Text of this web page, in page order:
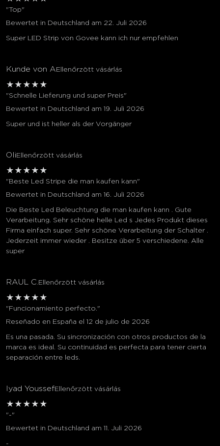
"Top"
Bewertet in Deutschland am 22. Juli 2026
Super LED Strip von Govee kann ich nur empfehlen
Kunde von A Ellenőrzött vásárlás
★ ★ ★ ★ ★
"Schnelle Lieferung und super Preis"
Bewertet in Deutschland am 19. Juli 2026
Super und ist heller als der Vorgänger
Oli Ellenőrzött vásárlás
★ ★ ★ ★ ★
"Beste Led Stripe die man kaufen kann"
Bewertet in Deutschland am 16. Juli 2026
Die Beste Led Beleuchtung die man kaufen kann . Gute
Verarbeitung. Sehr schöne helle Led s Jedes Produkt dieses
Firma einfach super. Sehr schöne Verarbeitung der Schalter .
Jederzeit immer wieder . Besitze über 5 verschiedene. Alle
super
RAUL C. Ellenőrzött vásárlás
★ ★ ★ ★ ★
"Funcionamiento perfecto."
Reseñado en España el 12 de julio de 2026
Es una pasada. Su sincronización con otros productos de la
marca es ideal. Su continuidad es perfecta para tener cierta
separación entre leds.
Iyad YoussefEllenőrzött vásárlás
★ ★ ★ ★ ★
"-"
Bewertet in Deutschland am 11. Juli 2026
-